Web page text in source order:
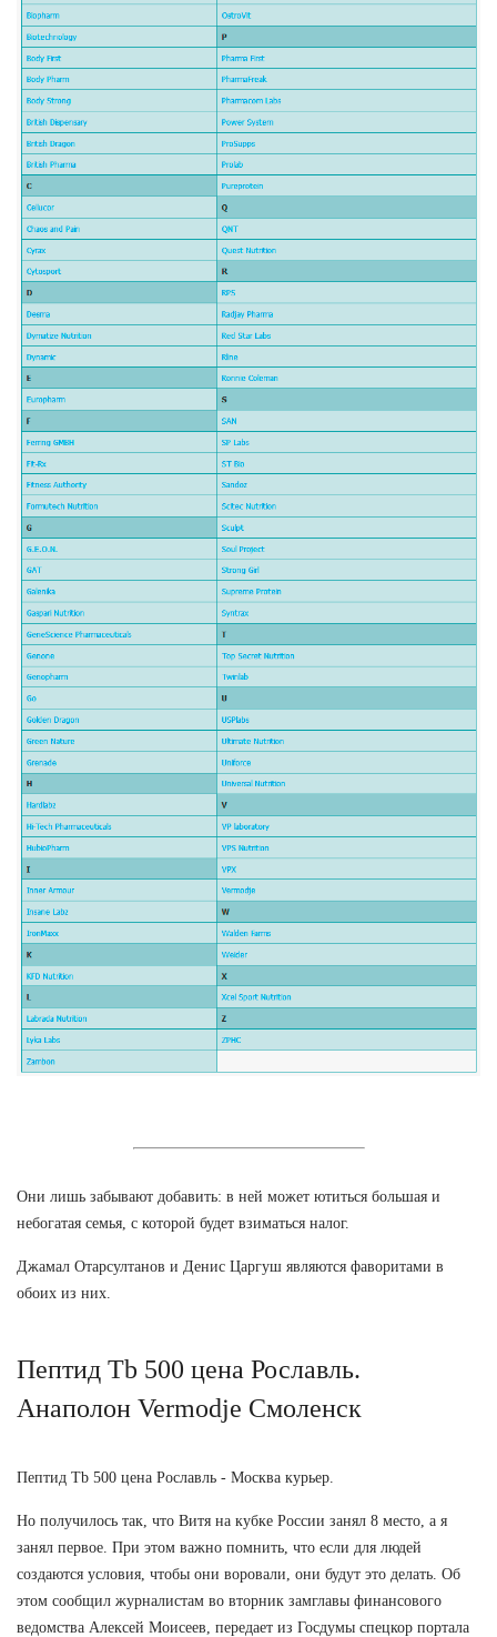
Они лишь забывают добавить: в ней может ютиться большая и
небогатая семья, с которой будет взиматься налог.
Джамал Отарсултанов и Денис Царгуш являются фаворитами в
обоих из них.
Пептид Tb 500 цена Рославль.
Анаполон Vermodje Смоленск
Пептид Tb 500 цена Рославль - Москва курьер.
Но получилось так, что Витя на кубке России занял 8 место, а я
занял первое. При этом важно помнить, что если для людей
создаются условия, чтобы они воровали, они будут это делать. Об
этом сообщил журналистам во вторник замглавы финансового
ведомства Алексей Моисеев, передает из Госдумы спецкор портала